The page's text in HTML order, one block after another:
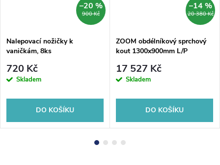
900 Kč
–20 %
Nalepovací nožičky k
vaničkám, 8ks
720 Kč
Skladem
DO KOŠÍKU
20 380 Kč
–14 %
ZOOM obdélníkový sprchový
kout 1300x900mm L/P
17 527 Kč
Skladem
DO KOŠÍKU